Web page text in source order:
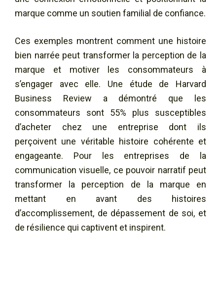
marque comme un soutien familial de confiance.
Ces exemples montrent comment une histoire
bien narrée peut transformer la perception de la
marque et motiver les consommateurs à
s’engager avec elle. Une étude de Harvard
Business Review a démontré que les
consommateurs sont 55% plus susceptibles
d’acheter chez une entreprise dont ils
perçoivent une véritable histoire cohérente et
engageante. Pour les entreprises de la
communication visuelle, ce pouvoir narratif peut
transformer la perception de la marque en
mettant en avant des histoires
d’accomplissement, de dépassement de soi, et
de résilience qui captivent et inspirent.